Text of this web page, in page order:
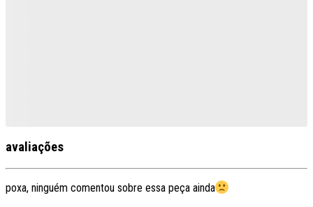
avaliações
poxa, ninguém comentou sobre essa peça ainda